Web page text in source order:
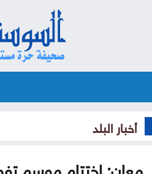
أخبار البلد
معان: اختتام موسم